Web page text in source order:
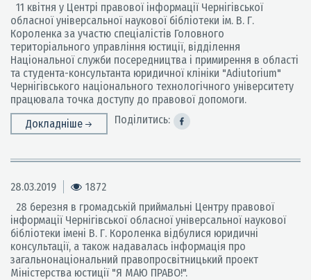
11 квітня у Центрі правової інформації Чернігівської
обласної універсальної наукової бібліотеки ім. В. Г.
Короленка за участю спеціалістів Головного
територіального управління юстиції, відділення
Національної служби посередництва і примирення в області
та студента-консультанта юридичної клініки "Adiutorium"
Чернігівського національного технологічного університету
працювала точка доступу до правової допомоги.
Докладніше
Поділитись:
28.03.2019
1872
28 березня в громадській приймальні Центру правової
інформації Чернігівської обласної універсальної наукової
бібліотеки імені В. Г. Короленка відбулися юридичні
консультації, а також надавалась інформація про
загальнонаціональний правопросвітницький проект
Міністерства юстиції "Я МАЮ ПРАВО!".